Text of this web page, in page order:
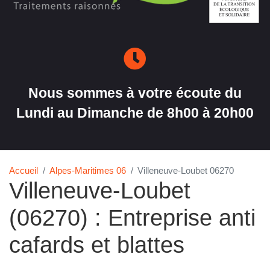
Nous sommes à votre écoute du
Lundi au Dimanche de 8h00 à 20h00
Accueil Alpes-Maritimes 06 Villeneuve-Loubet 06270
Villeneuve-Loubet
(06270) : Entreprise anti
cafards et blattes